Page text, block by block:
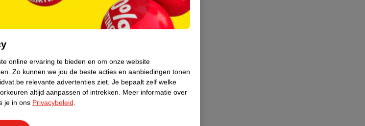
online ervaring te bieden en om onze website
Zo kunnen we jou de beste acties en aanbiedingen tonen
relevante advertenties ziet. Je bepaalt zelf welke
altijd aanpassen of intrekken. Meer informatie over
je in ons Privacybeleid.